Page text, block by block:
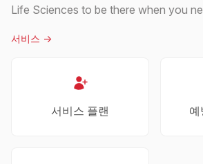
Life Sciences to be there when you
서비스 ->
서비스 플랜 예